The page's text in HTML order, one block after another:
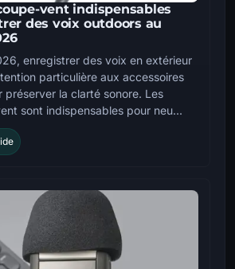
vent indispensables
des voix outdoors au
enregistrer des voix en extérieur
particulière aux accessoires
la clarté sonore. Les
sont indispensables pour neu...